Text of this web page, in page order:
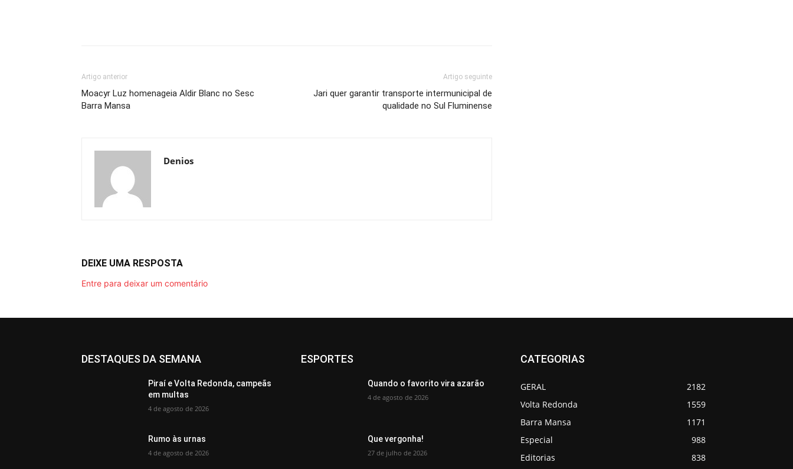
Artigo anterior
Moacyr Luz homenageia Aldir Blanc no Sesc
Barra Mansa
Artigo seguinte
Jari quer garantir transporte intermunicipal de
qualidade no Sul Fluminense
Denios
DEIXE UMA RESPOSTA
Entre para deixar um comentário
DESTAQUES DA SEMANA
Piraí e Volta Redonda, campeãs
em multas
4 de agosto de 2026
Rumo às urnas
4 de agosto de 2026
ESPORTES
Quando o favorito vira azarão
4 de agosto de 2026
Que vergonha!
27 de julho de 2026
CATEGORIAS
GERAL
2182
Volta Redonda
1559
Barra Mansa
1171
Especial
988
Editorias
838